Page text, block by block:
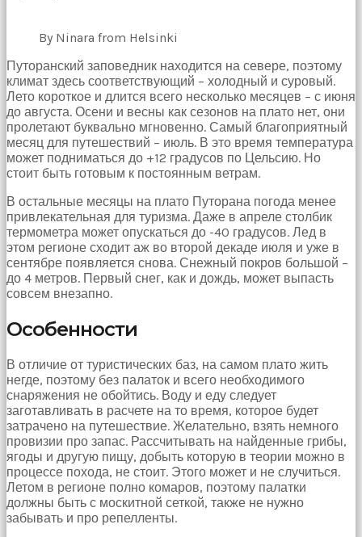
By Ninara from Helsinki
Путоранский заповедник находится на севере, поэтому
климат здесь соответствующий – холодный и суровый.
Лето короткое и длится всего несколько месяцев – с июня
до августа. Осени и весны как сезонов на плато нет, они
пролетают буквально мгновенно. Самый благоприятный
месяц для путешествий – июль. В это время температура
может подниматься до +12 градусов по Цельсию. Но
стоит быть готовым к постоянным ветрам.
В остальные месяцы на плато Путорана погода менее
привлекательная для туризма. Даже в апреле столбик
термометра может опускаться до -40 градусов. Лед в
этом регионе сходит аж во второй декаде июля и уже в
сентябре появляется снова. Снежный покров большой –
до 4 метров. Первый снег, как и дождь, может выпасть
совсем внезапно.
Особенности
В отличие от туристических баз, на самом плато жить
негде, поэтому без палаток и всего необходимого
снаряжения не обойтись. Воду и еду следует
заготавливать в расчете на то время, которое будет
затрачено на путешествие. Желательно, взять немного
провизии про запас. Рассчитывать на найденные грибы,
ягоды и другую пищу, добыть которую в теории можно в
процессе похода, не стоит. Этого может и не случиться.
Летом в регионе полно комаров, поэтому палатки
должны быть с москитной сеткой, также не нужно
забывать и про репелленты.